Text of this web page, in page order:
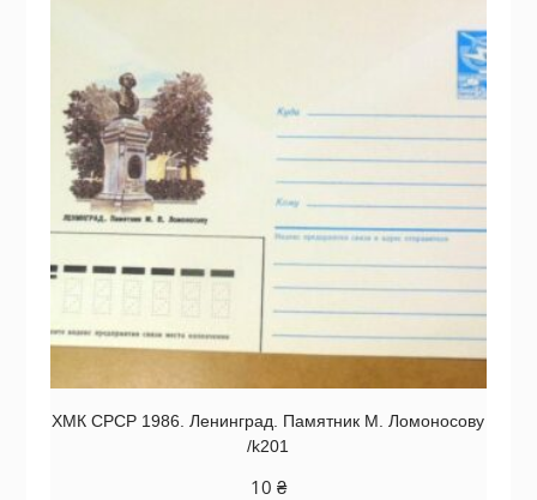
ХМК СРСР 1986. Ленинград. Памятник М. Ломоносову
/k201
10 ₴